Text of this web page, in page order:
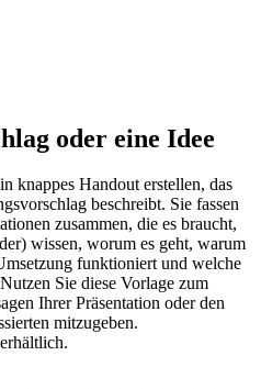
oder eine Idee
knappes Handout erstellen, das
beschreibt. Sie fassen
zusammen, die es braucht,
wissen, worum es geht, warum
funktioniert und welche
Sie diese Vorlage zum
Ihrer Präsentation oder den
mitzugeben.